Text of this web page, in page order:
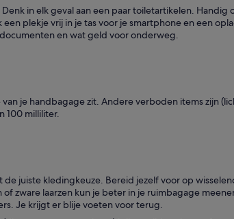
in elk geval aan een paar toiletartikelen.
plekje vrij in je tas voor je smartphone en een
en wat geld voor onderweg.
je handbagage zit. Andere verboden items zijn
100 milliliter.
juiste kledingkeuze. Bereid jezelf voor op
zware laarzen kun je beter in je ruimbagage
Je krijgt er blije voeten voor terug.